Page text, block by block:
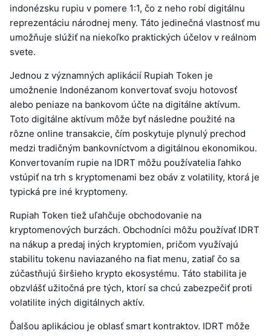
indonézsku rupiu v pomere 1:1, čo z neho robí digitálnu
reprezentáciu národnej meny. Táto jedinečná vlastnosť mu
umožňuje slúžiť na niekoľko praktických účelov v reálnom
svete.
Jednou z významných aplikácií Rupiah Token je
umožnenie Indonézanom konvertovať svoju hotovosť
alebo peniaze na bankovom účte na digitálne aktívum.
Toto digitálne aktívum môže byť následne použité na
rôzne online transakcie, čím poskytuje plynulý prechod
medzi tradičným bankovníctvom a digitálnou ekonomikou.
Konvertovaním rupie na IDRT môžu používatelia ľahko
vstúpiť na trh s kryptomenami bez obáv z volatility, ktorá je
typická pre iné kryptomeny.
Rupiah Token tiež uľahčuje obchodovanie na
kryptomenových burzách. Obchodníci môžu používať IDRT
na nákup a predaj iných kryptomien, pričom využívajú
stabilitu tokenu naviazaného na fiat menu, zatiaľ čo sa
zúčastňujú širšieho krypto ekosystému. Táto stabilita je
obzvlášť užitočná pre tých, ktorí sa chcú zabezpečiť proti
volatilite iných digitálnych aktív.
Ďalšou aplikáciou je oblasť smart kontraktov. IDRT môže